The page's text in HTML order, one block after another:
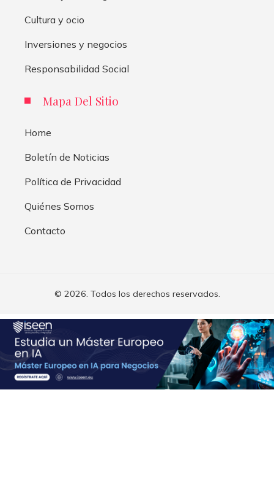
Cultura y ocio
Inversiones y negocios
Responsabilidad Social
Mapa Del Sitio
Home
Boletín de Noticias
Política de Privacidad
Quiénes Somos
Contacto
© 2026. Todos los derechos reservados.